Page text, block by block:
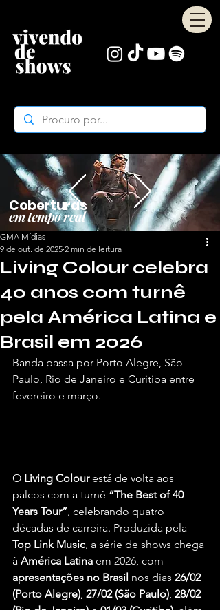
Coberturas
em tempo real
Living Colour celebra
40 anos com turnê
pela América Latina e
Brasil em 2026
GMA Mídias
9 de out. de 2025 2 min de leitura
Banda passa por Porto Alegre, São
Paulo, Rio de Janeiro e Curitiba entre
fevereiro e março.
O Living Colour está de volta aos
palcos com a turnê “The Best of 40
Years Tour”, celebrando quatro
décadas de carreira. Produzida pela
Top Link Music, a série de shows chega
à América Latina em 2026, com
apresentações no Brasil nos dias 26/02
(Porto Alegre), 27/02 (São Paulo), 28/02